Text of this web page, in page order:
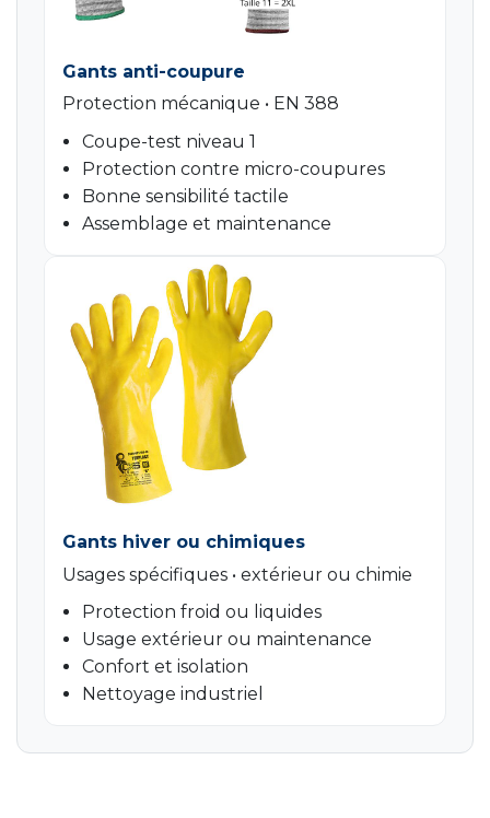
Gants anti-coupure
Protection mécanique • EN 388
Coupe-test niveau 1
Protection contre micro-coupures
Bonne sensibilité tactile
Assemblage et maintenance
Gants hiver ou chimiques
Usages spécifiques • extérieur ou chimie
Protection froid ou liquides
Usage extérieur ou maintenance
Confort et isolation
Nettoyage industriel